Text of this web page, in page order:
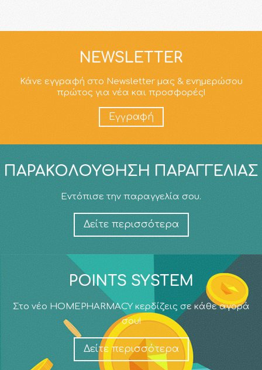
NEWSLETTER
Κάνε εγγραφή στο Newsletter μας & ενημερώσου
πρώτος για νέα και προσφορές!
Εγγραφή
ΠΑΡΑΚΟΛΟΎΘΗΣΗ ΠΑΡΑΓΓΕΛΊΑΣ
Εντόπισε την παραγγελία σου.
Δείτε περισσότερα
POINTS SYSTEM
Στο νέο HOMEPHARMACY κερδίζεις σε κάθε αγορά
σου!
Δείτε περισσότερα